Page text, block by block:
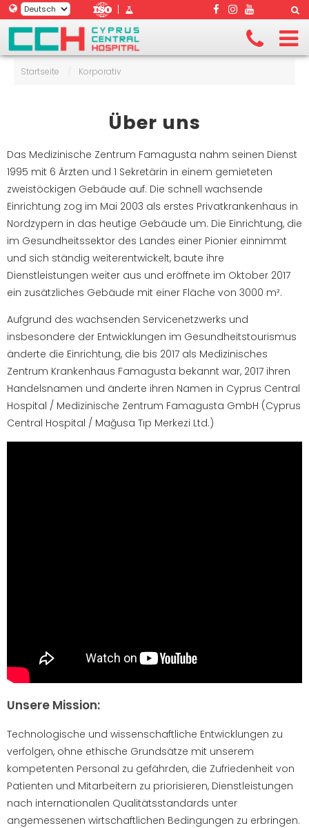
Startseite / Korporativ
Über uns
Das Medizinische Zentrum Famagusta nahm seinen Dienst
1995 mit 6 Ärzten und 1 Sekretärin in einem gemieteten
zweistöckigen Gebäude auf. Die schnell wachsende
Einrichtung zog im Mai 2003 als erstes Privatkrankenhaus in
Nordzypern in das heutige Gebäude um. Die Einrichtung, die
im Gesundheitssektor des Landes einer Pionier einnimmt
und sich ständig weiterentwickelt, baute ihre
Dienstleistungen weiter aus und eröffnete im Oktober 2017
ein zusätzliches Gebäude mit einer Fläche von 3000 m².
Aufgrund des wachsenden Servicenetzwerks und
insbesondere der Entwicklungen im Gesundheitstourismus
änderte die Einrichtung, die bis 2017 als Medizinisches
Zentrum Krankenhaus Famagusta bekannt war, 2017 ihren
Handelsnamen und änderte ihren Namen in Cyprus Central
Hospital / Medizinische Zentrum Famagusta GmbH (Cyprus
Central Hospital / Mağusa Tıp Merkezi Ltd.)
Unsere Mission:
Technologische und wissenschaftliche Entwicklungen zu
verfolgen, ohne ethische Grundsätze mit unserem
kompetenten Personal zu gefährden, die Zufriedenheit von
Patienten und Mitarbeitern zu priorisieren, Dienstleistungen
nach internationalen Qualitätsstandards unter
angemessenen wirtschaftlichen Bedingungen zu erbringen.